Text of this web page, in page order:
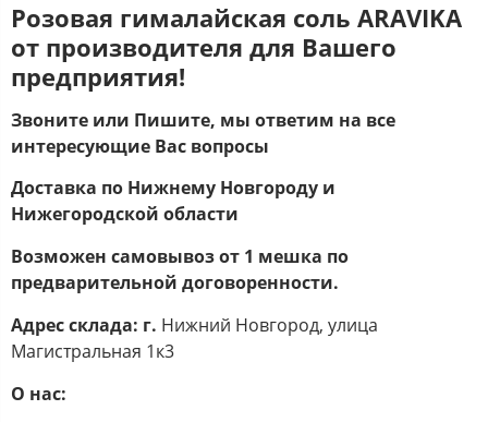
Розовая гималайская соль ARAVIKA
от производителя для Вашего
предприятия!
Звоните или Пишите, мы ответим на все
интересующие Вас вопросы
Доставка по Нижнему Новгороду и
Нижегородской области
Возможен самовывоз от 1 мешка по
предварительной договоренности.
Адрес склада: г. Нижний Новгород, улица
Магистральная 1к3
О нас: